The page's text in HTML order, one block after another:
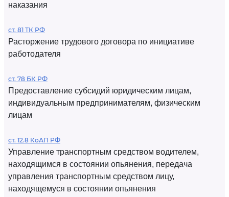
наказания
ст. 81 ТК РФ
Расторжение трудового договора по инициативе
работодателя
ст. 78 БК РФ
Предоставление субсидий юридическим лицам,
индивидуальным предпринимателям, физическим
лицам
ст. 12.8 КоАП РФ
Управление транспортным средством водителем,
находящимся в состоянии опьянения, передача
управления транспортным средством лицу,
находящемуся в состоянии опьянения